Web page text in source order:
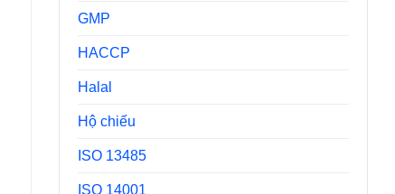
GMP
HACCP
Halal
Hộ chiếu
ISO 13485
ISO 14001